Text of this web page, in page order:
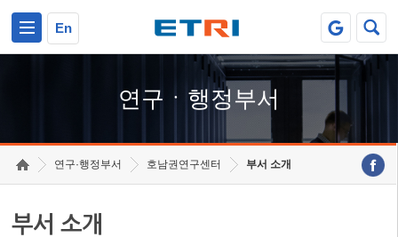
En
연구ㆍ행정부서
연구·행정부서 호남권연구센터 부서 소개
부서 소개